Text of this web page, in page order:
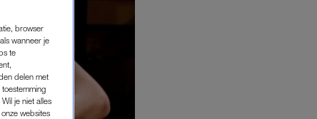
browser
wanneer je
te
delen met
je niet alles
websites